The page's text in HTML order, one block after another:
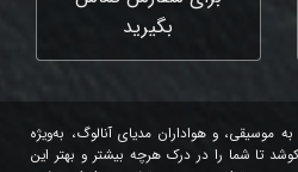
بگیرید
موسیقی، و هواداران مدیای آنالوگ، به‌ویژه
تا شما را در درک هرچه بیشتر و بهتر این